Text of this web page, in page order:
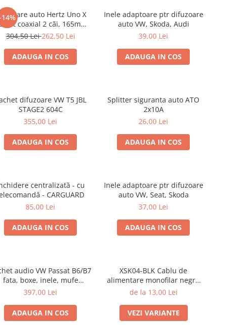
auto Hertz Uno X
set coaxial 2 căi, 165mm,
RMS, 4Ω, set 2 difuzoare
304,50 Lei262,50 Lei
ADAUGA IN COS
Inele adaptoare ptr difuzoare
auto VW, Skoda, Audi
39,00 Lei
ADAUGA IN COS
difuzoare VW T5 JBL
STAGE2 604C
355,00 Lei
ADAUGA IN COS
Splitter siguranta auto ATO
2x10A
26,00 Lei
ADAUGA IN COS
centralizată - cu
- CARGUARD
85,00 Lei
ADAUGA IN COS
Inele adaptoare ptr difuzoare
auto VW, Seat, Skoda
37,00 Lei
ADAUGA IN COS
audio VW Passat B6/B7
fata, boxe, inele, mufe
JBL STAGE2 604C
397,00 Lei
ADAUGA IN COS
XSK04-BLK Cablu de
alimentare monofilar negru
Ampire de 4mm2 (11AWG),
de la 13,00 Lei
VEZI VARIANTE